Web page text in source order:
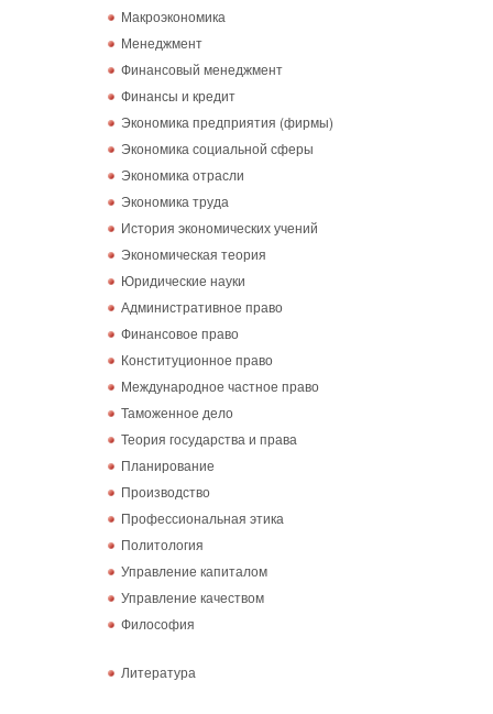
Макроэкономика
Менеджмент
Финансовый менеджмент
Финансы и кредит
Экономика предприятия (фирмы)
Экономика социальной сферы
Экономика отрасли
Экономика труда
История экономических учений
Экономическая теория
Юридические науки
Административное право
Финансовое право
Конституционное право
Международное частное право
Таможенное дело
Теория государства и права
Планирование
Производство
Профессиональная этика
Политология
Управление капиталом
Управление качеством
Философия
Литература